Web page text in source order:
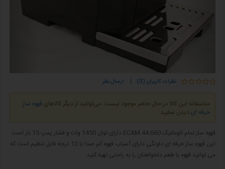
نظرات کاربران (0) | ارسال نظر
متاسفانه این کالا در حال حاضر موجود نیست. می‌توانید از دیگر کالاهای قهوه ساز
حرفه ای دیدن نمایید.
قهوه‌ ساز تمام اتوماتیک ECAM 44.660 دارای توان 1450 وات و فشار پمپ 15 بار است
این قهوه ساز حرفه ای دلونگی دارای آسیاب قهوه کم ‌صدا با 13 درجه قابل تنظیم است که
می توانید قهوه با طعم دلخواهتان را به راحتی تهیه کنید.